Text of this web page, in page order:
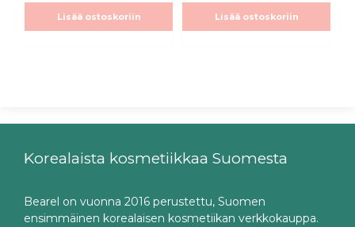
Lisää ostoskoriin Lisää ostoskoriin
Korealaista kosmetiikkaa Suomesta
Bearel on vuonna 2016 perustettu, Suomen
ensimmäinen korealaisen kosmetiikan verkkokauppa.